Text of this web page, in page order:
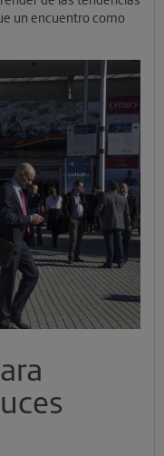
un encuentro como